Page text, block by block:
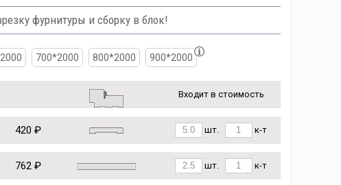
фурнитуры и сборку в блок!
700*2000 800*2000 900*2000
Входит в стоимость
420 ₽ шт. к-т
762 ₽ шт. к-т